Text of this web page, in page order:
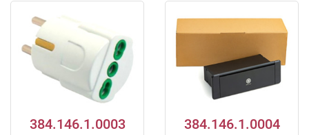
384.146.1.0003 384.146.1.0004